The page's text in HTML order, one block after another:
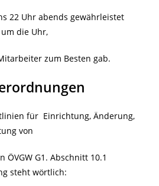
22 Uhr abends gewährleistet
die Uhr,
zum Besten gab.
für Einrichtung, Änderung,
von
ÖVGW G1. Abschnitt 10.1
steht wörtlich: